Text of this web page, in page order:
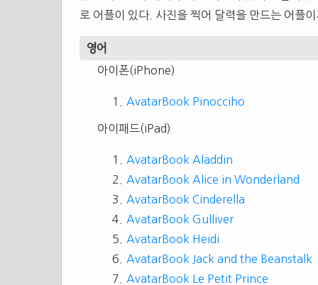
로 어플이 있다. 사진을 찍어 달력을 만드는 어플
영어
아이폰(iPhone)
AvatarBook Pinocciho
아이패드(iPad)
AvatarBook Aladdin
AvatarBook Alice in Wonderland
AvatarBook Cinderella
AvatarBook Gulliver
AvatarBook Heidi
AvatarBook Jack and the Beanstalk
AvatarBook Le Petit Prince